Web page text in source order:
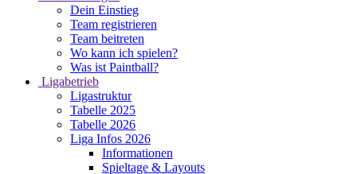
Dein Einstieg
Team registrieren
Team beitreten
Wo kann ich spielen?
Was ist Paintball?
Ligabetrieb
Ligastruktur
Tabelle 2025
Tabelle 2026
Liga Infos 2026
Informationen
Spieltage & Layouts